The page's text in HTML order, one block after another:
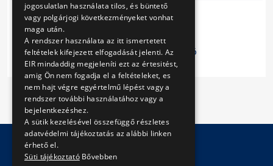
Előző 1 Következő
jogosulatlan használata tilos, és büntető
vagy polgárjogi következményeket vonhat
maga után.
A rendszer használata az itt ismertetett
feltételek kifejezett elfogadását jelenti. Az
EIR mindaddig megjeleníti ezt az értesitést,
amig Ön nem fogadja el a feltételeket, es
nem hajt végre egyértelmű lépést vagy a
rendszer további használatához vagy a
bejelentkezéshez.
A sütik kezelésével összefüggő részletes
adatvédelmi tájékoztatás az alábbi linken
érhető el.
Süti tájékoztató Bővebben